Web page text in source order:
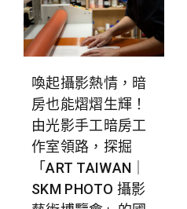
喚起攝影熱情，暗
房也能熠熠生輝！
由光影手工暗房工
作室領路，探掘
「ART TAIWAN｜
SKM PHOTO 攝影